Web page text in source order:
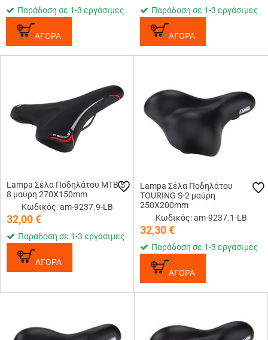
Παράδοση σε 1-3 εργάσιμες
ΑΓΟΡΑ
Παράδοση σε 1-3 εργάσιμες
ΑΓΟΡΑ
Lampa Σέλα Ποδηλάτου MTB S-
8 μαύρη 270Χ150mm
Κωδικός: am-9237.9-LB
32,00€
Παράδοση σε 1-3 εργάσιμες
ΑΓΟΡΑ
Lampa Σέλα Ποδηλάτου
TOURING S-2 μαύρη
250Χ200mm
Κωδικός: am-9237.1-LB
32,30€
Παράδοση σε 1-3 εργάσιμες
ΑΓΟΡΑ